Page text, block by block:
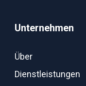
Unternehmen
Über
Dienstleistungen